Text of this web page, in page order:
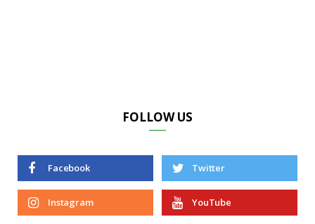
FOLLOW US
Facebook Twitter
Instagram YouTube